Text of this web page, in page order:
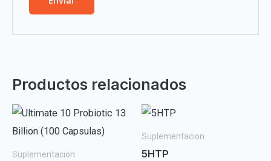
Productos relacionados
Suplementacion
Suplementacion
5HTP